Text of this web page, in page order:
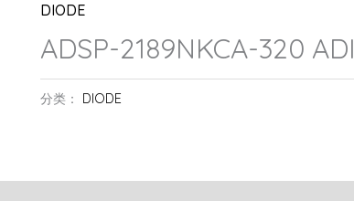
DIODE
ADSP-2189NKCA-320 ADI
分类： DIODE